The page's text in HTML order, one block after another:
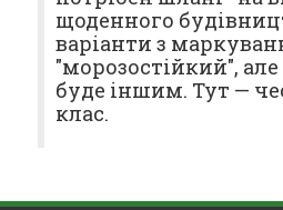
щоденного
варіанти з
"морозостійкий",
буде іншим. Тут —
клас.